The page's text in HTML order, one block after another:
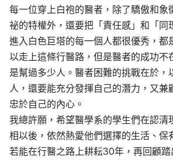
每一位穿上白袍的醫者，除了驕傲和象
祕的特權外，還要把「責任感」和「同
進入白色巨塔的每一個人都很優秀，都
以走上這條行醫路，但是醫者的成功不
是幫過多少人。醫者困難的挑戰在於，
人，還要能充分發揮自己的潛力，又兼
忠於自己的內心。
我總許願，希望醫學系的學生們在認清
相以後，依然熱愛他們選擇的生活、保
若能在行醫之路上耕耘30年，再回顧踏